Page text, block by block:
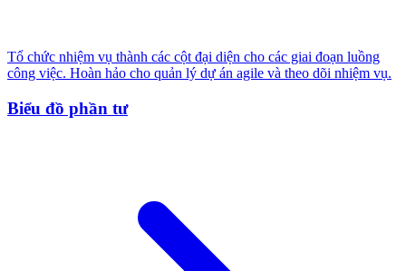
Tổ chức nhiệm vụ thành các cột đại diện cho các giai đoạn luồng
công việc. Hoàn hảo cho quản lý dự án agile và theo dõi nhiệm vụ.
Biểu đồ phần tư